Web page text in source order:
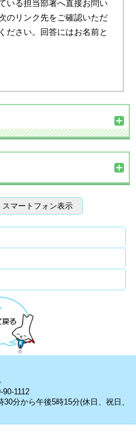
いる担当部署へ直接お問い
のリンク先をご確認いただ
ださい。回答にはお名前と
スマートフォン表示
1112
分から午後5時15分(休日、祝日、